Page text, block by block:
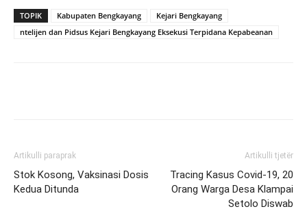
TOPIK Kabupaten Bengkayang
Kejari Bengkayang
ntelijen dan Pidsus Kejari Bengkayang Eksekusi Terpidana Kepabeanan
Artikulli paraprak
Stok Kosong, Vaksinasi Dosis
Kedua Ditunda
Artikulli tjetër
Tracing Kasus Covid-19, 20
Orang Warga Desa Klampai
Setolo Diswab